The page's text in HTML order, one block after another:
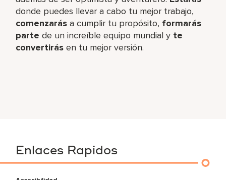
donde puedes llevar a cabo tu mejor trabajo,​
comenzarás a cumplir tu propósito, formarás
parte de un increíble​ equipo mundial y te
convertirás en tu mejor versión.
Enlaces Rapidos